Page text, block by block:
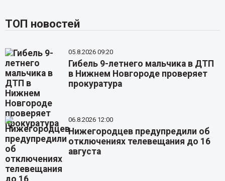
ТОП новостей
05.8.2026 09:20
Гибель 9-летнего мальчика в ДТП
в Нижнем Новгороде проверяет
прокуратура
06.8.2026 12:00
Нижегородцев предупредили об
отключениях телевещания до 16
августа